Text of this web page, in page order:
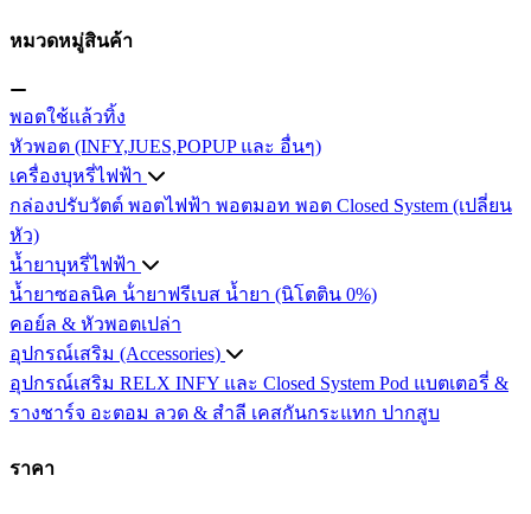
หมวดหมู่สินค้า
พอตใช้แล้วทิ้ง
หัวพอต (INFY,JUES,POPUP และ อื่นๆ)
เครื่องบุหรี่ไฟฟ้า
กล่องปรับวัตต์ พอตไฟฟ้า พอตมอท พอต Closed System (เปลี่ยน
หัว)
น้ำยาบุหรี่ไฟฟ้า
น้ำยาซอลนิค น้ํายาฟรีเบส น้ำยา (นิโตติน 0%)
คอย์ล & หัวพอตเปล่า
อุปกรณ์เสริม (Accessories)
อุปกรณ์เสริม RELX INFY และ Closed System Pod แบตเตอรี่ &
รางชาร์จ อะตอม ลวด ​& สำลี เคสกันกระแทก ปากสูบ
ราคา